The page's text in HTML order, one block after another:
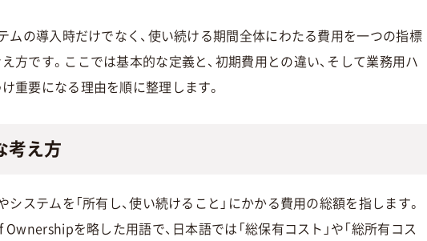
ムの導入時だけでなく、使い続ける期間全体にわたる費用を一つの指標
方です。ここでは基本的な定義と、初期費用との違い、そして業務用ハ
重要になる理由を順に整理します。
考え方
システムを「所有し、使い続けること」にかかる費用の総額を指します。
を略した用語で、日本語では「総保有コスト」や「総所有コス